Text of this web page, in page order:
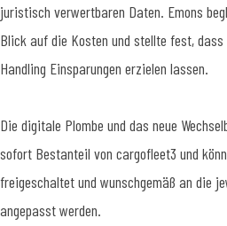
juristisch verwertbaren Daten. Emons
Blick auf die Kosten und stellte fest,
Handling Einsparungen erzielen lassen.
Die digitale Plombe und das neue
sofort Bestanteil von cargofleet3 und
freigeschaltet und wunschgemäß an die
angepasst werden.